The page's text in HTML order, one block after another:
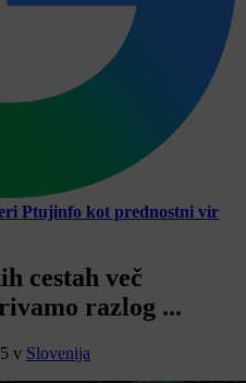
Ptujinfo kot prednostni vir
cestah več
razlog ...
v Slovenija